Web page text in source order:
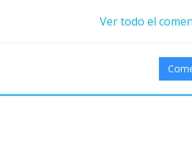
Ver todo el